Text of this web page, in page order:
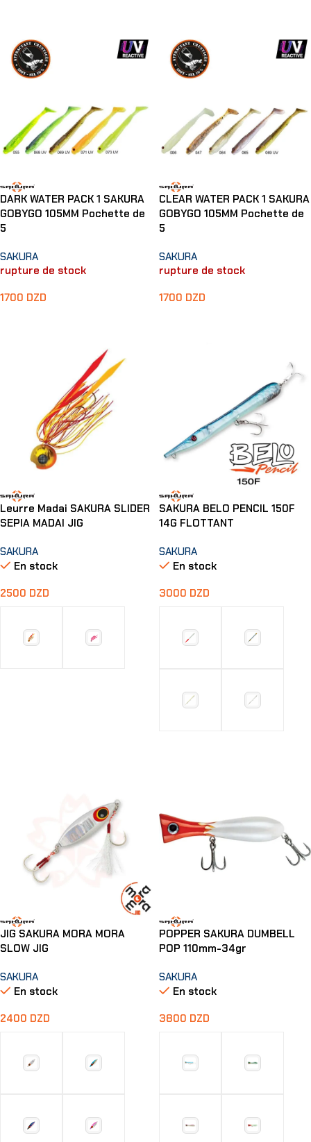
DARK WATER PACK 1 SAKURA
GOBYGO 105MM Pochette de
5
SAKURA
rupture de stock
1700 DZD
CLEAR WATER PACK 1 SAKURA
GOBYGO 105MM Pochette de
5
SAKURA
rupture de stock
1700 DZD
Leurre Madai SAKURA SLIDER
SEPIA MADAI JIG
SAKURA
En stock
2500 DZD
SAKURA BELO PENCIL 150F
14G FLOTTANT
SAKURA
En stock
3000 DZD
JIG SAKURA MORA MORA
SLOW JIG
SAKURA
En stock
2400 DZD
POPPER SAKURA DUMBELL
POP 110mm-34gr
SAKURA
En stock
3800 DZD